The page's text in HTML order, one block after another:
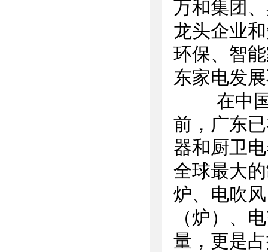
万和集团
龙头企业
环保、智
东家电发
在中国
前，广东
器和厨卫
全球最大
炉、电吹
（炉）、
量，更是